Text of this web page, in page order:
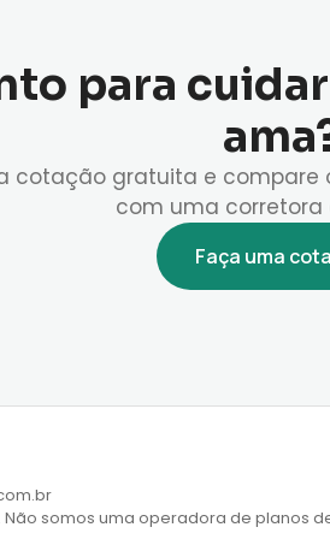
para
cotação gratuita e compare
com uma corretora
Faça uma
somos uma operadora de planos